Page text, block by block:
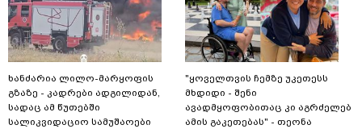
ხანძარია ლილო-მარყოფის
გზაზე - კადრები ადგილიდან,
სადაც ამ წუთებში
სალიკვიდაციო სამუშაოები
"ყოველთვის ჩემზე უკეთესს
მხდიდი - შენი
ავადმყოფობითაც კი აგრძელებ
ამის გაკეთებას" - თეონა